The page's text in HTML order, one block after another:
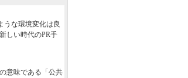
うな環境変化は良
しい時代のPR手
意味である「公共